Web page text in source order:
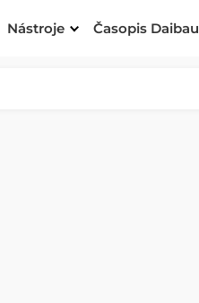
Nástroje Časopis Daibau